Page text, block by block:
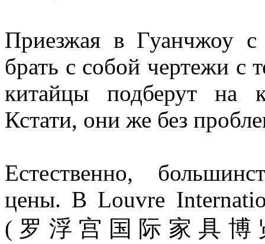
Приезжая в Гуанчжоу
брать с собой чертежи с
китайцы подберут на
Кстати, они же без
Естественно,
цены. В Louvre
(罗浮宫国际家具博览